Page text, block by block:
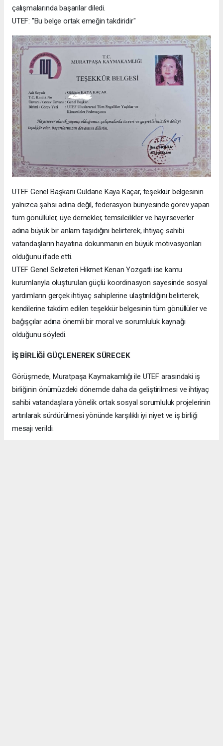
çalışmalarında başarılar diledi.
UTEF: "Bu belge ortak emeğin takdiridir"
UTEF Genel Başkanı Güldane Kaya Kaçar, teşekkür belgesinin
yalnızca şahsı adına değil, federasyon bünyesinde görev yapan
tüm gönüllüler, üye dernekler, temsilcilikler ve hayırseverler
adına büyük bir anlam taşıdığını belirterek, ihtiyaç sahibi
vatandaşların hayatına dokunmanın en büyük motivasyonları
olduğunu ifade etti.
UTEF Genel Sekreteri Hikmet Kenan Yozgatlı ise kamu
kurumlarıyla oluşturulan güçlü koordinasyon sayesinde sosyal
yardımların gerçek ihtiyaç sahiplerine ulaştırıldığını belirterek,
kendilerine takdim edilen teşekkür belgesinin tüm gönüllüler ve
bağışçılar adına önemli bir moral ve sorumluluk kaynağı
olduğunu söyledi.
İŞ BİRLİĞİ GÜÇLENEREK SÜRECEK
Görüşmede, Muratpaşa Kaymakamlığı ile UTEF arasındaki iş
birliğinin önümüzdeki dönemde daha da geliştirilmesi ve ihtiyaç
sahibi vatandaşlara yönelik ortak sosyal sorumluluk projelerinin
artırılarak sürdürülmesi yönünde karşılıklı iyi niyet ve iş birliği
mesajı verildi.